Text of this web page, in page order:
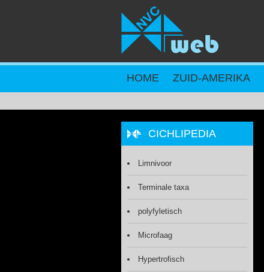
HOME ZUID-AMERIKA
CICHLIPEDIA
Limnivoor
Terminale taxa
polyfyletisch
Microfaag
Hypertrofisch